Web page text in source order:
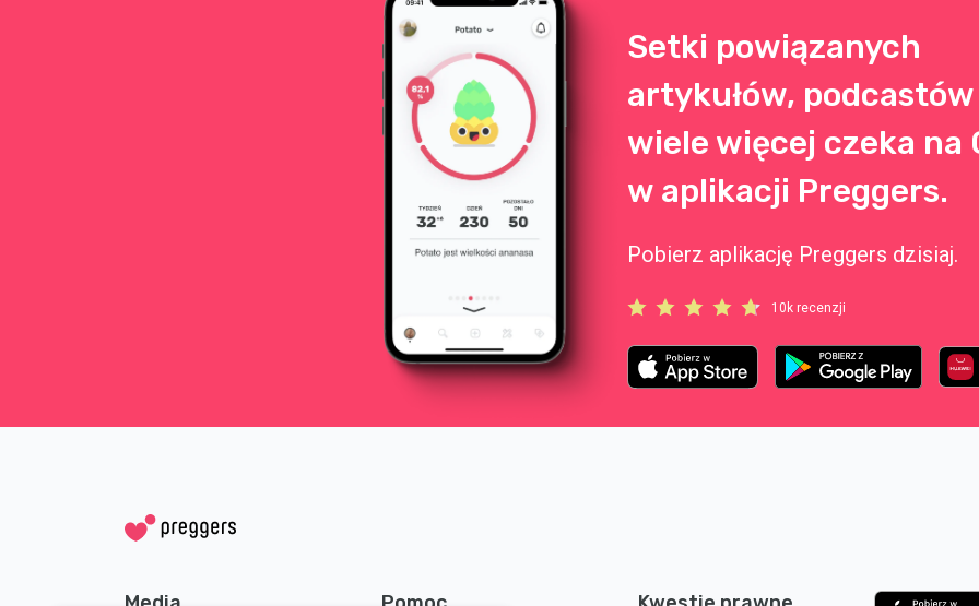
Setki powiązanych
artykułów, podcastów
wiele więcej czeka na
w aplikacji Preggers.
Pobierz aplikację Preggers dzisiaj.
10k recenzji